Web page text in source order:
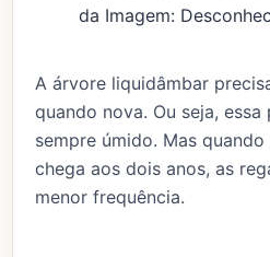
da Imagem:
A árvore liquidâmbar
quando nova. Ou seja,
sempre úmido. Mas
chega aos dois anos, as
menor frequência.